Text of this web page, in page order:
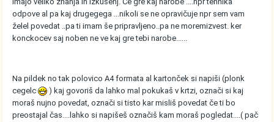
odpove al pa kaj drugegega ...nikoli se ne opravičuje npr sem vam
želel povedat ..pa ti imam še pripravljeno..pa ne moremizvest. ker
konckocev saj noben ne ve kaj gre tebi narobe......
Na pildek no tak polovico A4 formata al kartonček si napiši (plonk
cegelc
) kaj govoriš da lahko mal pokukaš v krtzi, označi si kaj
moraš nujno povedat, označi si tisto kar misliš povedat če ti bo
preostajal čas....lahko si napišeš označiš kam moraš pogledat....( pač